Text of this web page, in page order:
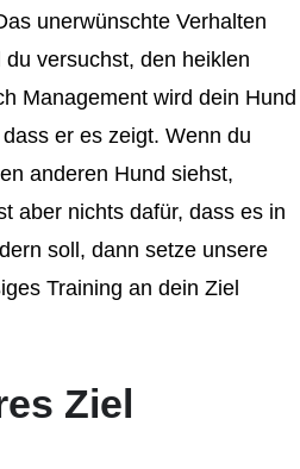
unerwünschte Verhalten
versuchst, den heiklen
Management wird dein Hund
er es zeigt. Wenn du
anderen Hund siehst,
aber nichts dafür, dass es in
soll, dann setze unsere
Training an dein Ziel
Ziel